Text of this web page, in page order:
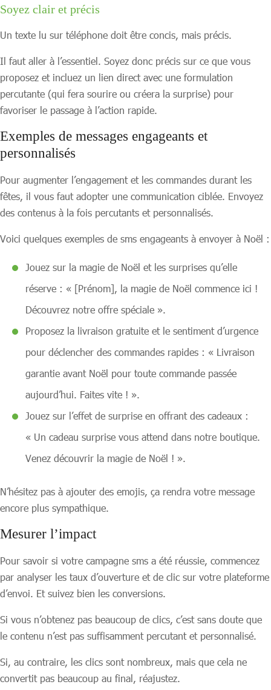
Soyez clair et précis
Un texte lu sur téléphone doit être concis, mais précis.
Il faut aller à l’essentiel. Soyez donc précis sur ce que vous
proposez et incluez un lien direct avec une formulation
percutante (qui fera sourire ou créera la surprise) pour
favoriser le passage à l’action rapide.
Exemples de messages engageants et
personnalisés
Pour augmenter l’engagement et les commandes durant les
fêtes, il vous faut adopter une communication ciblée. Envoyez
des contenus à la fois percutants et personnalisés.
Voici quelques exemples de sms engageants à envoyer à Noël :
Jouez sur la magie de Noël et les surprises qu’elle
réserve : « [Prénom], la magie de Noël commence ici !
Découvrez notre offre spéciale ».
Proposez la livraison gratuite et le sentiment d’urgence
pour déclencher des commandes rapides : « Livraison
garantie avant Noël pour toute commande passée
aujourd’hui. Faites vite ! ».
Jouez sur l’effet de surprise en offrant des cadeaux :
« Un cadeau surprise vous attend dans notre boutique.
Venez découvrir la magie de Noël ! ».
N’hésitez pas à ajouter des emojis, ça rendra votre message
encore plus sympathique.
Mesurer l’impact
Pour savoir si votre campagne sms a été réussie, commencez
par analyser les taux d’ouverture et de clic sur votre plateforme
d’envoi. Et suivez bien les conversions.
Si vous n’obtenez pas beaucoup de clics, c’est sans doute que
le contenu n’est pas suffisamment percutant et personnalisé.
Si, au contraire, les clics sont nombreux, mais que cela ne
convertit pas beaucoup au final, réajustez.